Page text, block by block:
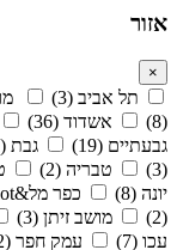
אזור
×
תל אביב (3)
(8)
אשדוד (36)
גבעתיים (19)
גבת (1)
(3)
טבריה (2)
יונה (8)
כפר מל&quot;ל (1)
(2)
מושב זיתן (3)
עכו (7)
עמק חפר (2)